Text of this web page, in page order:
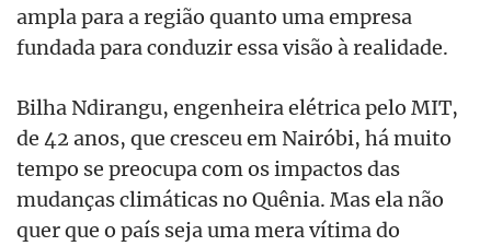
ampla para a região quanto uma empresa
fundada para conduzir essa visão à realidade.
Bilha Ndirangu, engenheira elétrica pelo MIT,
de 42 anos, que cresceu em Nairóbi, há muito
tempo se preocupa com os impactos das
mudanças climáticas no Quênia. Mas ela não
quer que o país seja uma mera vítima do